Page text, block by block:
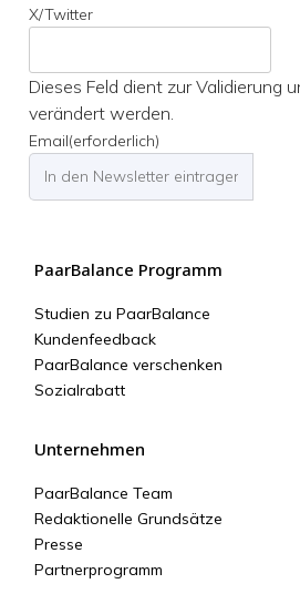
X/Twitter
Dieses Feld dient zur Validierung
verändert werden.
Email(erforderlich)
PaarBalance Programm
Studien zu PaarBalance
Kundenfeedback
PaarBalance verschenken
Sozialrabatt
Unternehmen
PaarBalance Team
Redaktionelle Grundsätze
Presse
Partnerprogramm